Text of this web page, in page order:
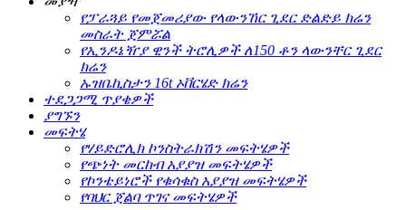
የፓራጓይ የመጀመሪያው የላውንኸር ጊደር ድልድይ ክሬን
መስራት ጀምሯል
የኢንዶኔዥያ ዊንች ትሮሊዎች ለ150 ቶን ላውንቸር ጊደር
ክሬን
ኡዝቤኪስታን 16t ኦቨርሄድ ክሬን
ተደጋጋሚ ጥያቄዎች
ያግኙን
መፍትሄ
የሃይድሮሊክ ኮንስትራክሽን መፍትሄዎች
የጭነት መርከብ አያያዝ መፍትሄዎች
የኮንቴይነሮች የቁሳቁስ አያያዝ መፍትሄዎች
የባህር ጀልባ ጥገና መፍትሄዎች